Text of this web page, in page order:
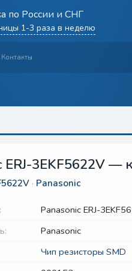
по России и СНГ
1-3 раза в неделю
Контакты
ERJ-3EKF5622V —
· Panasonic
Panasonic ERJ-
Panasonic
Чип резисторы SMD